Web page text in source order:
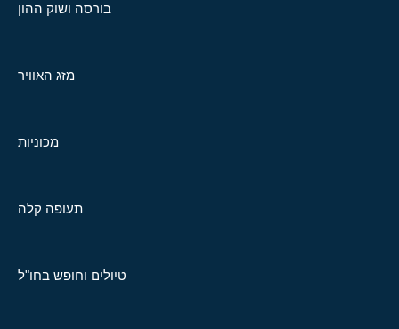
בורסה ושוק ההון
מזג האוויר
מכוניות
תעופה קלה
טיולים וחופש בחו"ל